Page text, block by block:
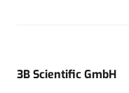
3B Scientific GmbH